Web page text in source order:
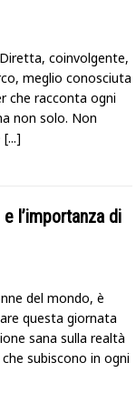
coinvolgente,
meglio conosciuta
che racconta ogni
non solo. Non
[...]
l’importanza di
del mondo, è
questa giornata
sana sulla realtà
subiscono in ogni